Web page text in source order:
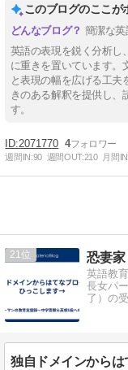
このブログのここが
簡潔な英
英語の表現を鋭く分析し
に重きを置いています。
と表現の幅を広げる工夫
きのある解釈を提供し、
す。
2071770 4
週間IN:90 週間OUT:210 月間
21
英語教
長女パ
了）の